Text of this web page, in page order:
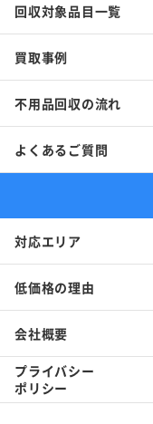
回収対象品目一覧
買取事例
不用品回収の流れ
よくあるご質問
対応エリア
低価格の理由
会社概要
プライバシー
ポリシー